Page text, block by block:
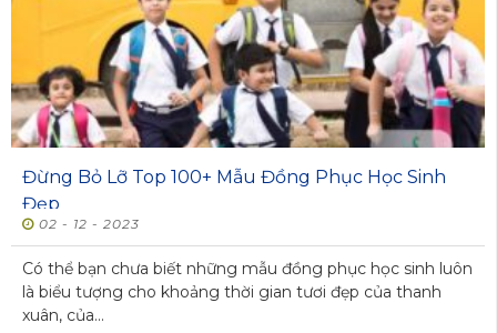
Đừng Bỏ Lỡ Top 100+ Mẫu Đồng Phục Học Sinh
Đẹp
02 - 12 - 2023
Có thể bạn chưa biết những mẫu đồng phục học sinh luôn
là biểu tượng cho khoảng thời gian tươi đẹp của thanh
xuân, của...